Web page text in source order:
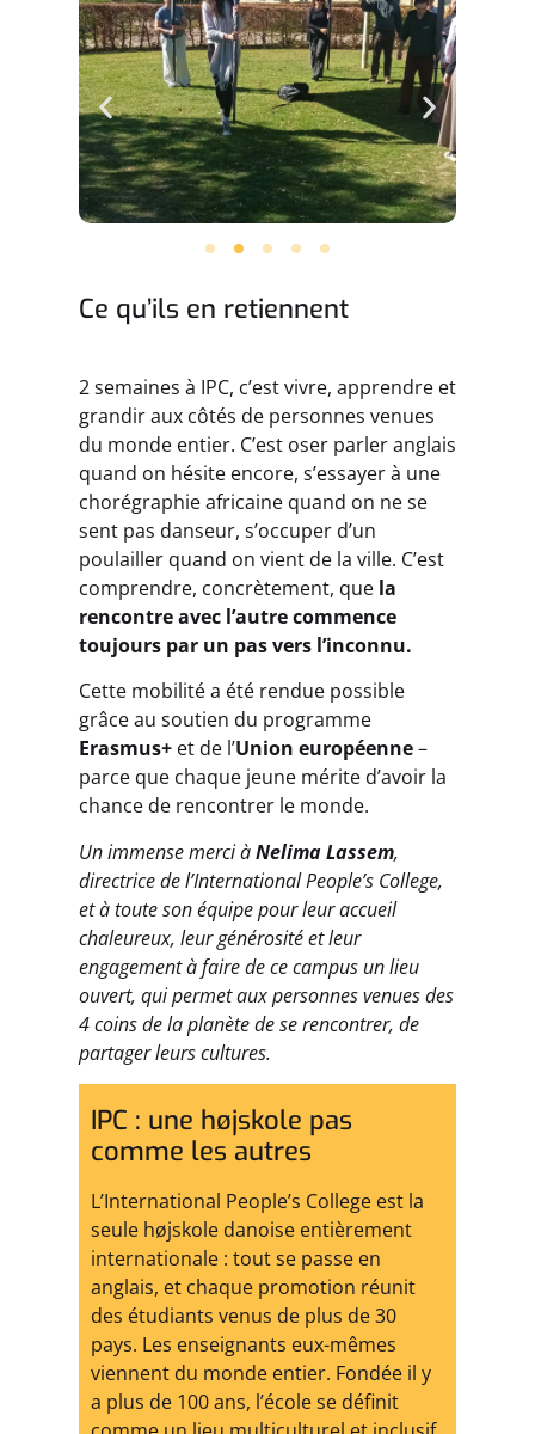
Ce qu’ils en retiennent
2 semaines à IPC, c’est vivre, apprendre et
grandir aux côtés de personnes venues
du monde entier. C’est oser parler anglais
quand on hésite encore, s’essayer à une
chorégraphie africaine quand on ne se
sent pas danseur, s’occuper d’un
poulailler quand on vient de la ville. C’est
comprendre, concrètement, que la
rencontre avec l’autre commence
toujours par un pas vers l’inconnu.
Cette mobilité a été rendue possible
grâce au soutien du programme
Erasmus+ et de l’Union européenne–
parce que chaque jeune mérite d’avoir la
chance de rencontrer le monde.
Un immense merci àNelima Lassem,
directrice de l’International People’s College,
et à toute son équipe pour leur accueil
chaleureux, leur générosité et leur
engagement à faire de ce campus un lieu
ouvert, qui permet aux personnes venues des
4 coins de la planète de se rencontrer, de
partager leurs cultures.
IPC : une højskole pas
comme les autres
L’International People’s College est la
seule højskole danoise entièrement
internationale : tout se passe en
anglais, et chaque promotion réunit
des étudiants venus de plus de 30
pays. Les enseignants eux-mêmes
viennent du monde entier. Fondée il y
a plus de 100 ans, l’école se définit